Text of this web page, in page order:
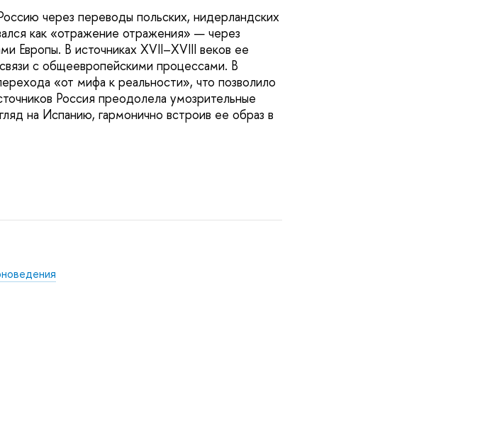
через переводы польских, нидерландских
как «отражение отражения» — через
Европы. В источниках XVII–XVIII веков ее
с общеевропейскими процессами. В
«от мифа к реальности», что позволило
Россия преодолела умозрительные
на Испанию, гармонично встроив ее образ в